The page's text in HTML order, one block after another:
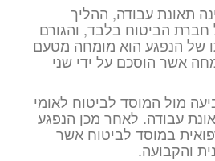
תאונת עבודה, ההליך
חברת הביטוח בלבד, והגורם
של הנפגע הוא מומחה מטעם
אשר הוסכם על ידי שני
מול המוסד לביטוח לאומי
עבודה. לאחר מכן הנפגע
במוסד לביטוח אשר
והקבועה.